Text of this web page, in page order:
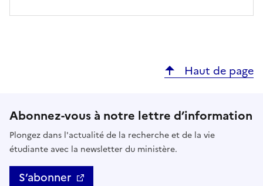
Haut de page
Abonnez-vous à notre lettre d’information
Plongez dans l'actualité de la recherche et de la vie
étudiante avec la newsletter du ministère.
S’abonner